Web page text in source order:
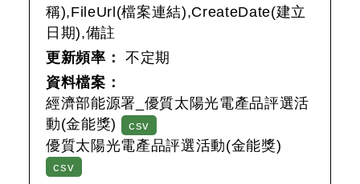
稱),FileUrl(檔案連結),CreateDate(建立
日期),備註
更新頻率：
不定期
資料檔案：
經濟部能源署_優質太陽光電產品評選活
動(金能獎)
csv
優質太陽光電產品評選活動(金能獎)
csv